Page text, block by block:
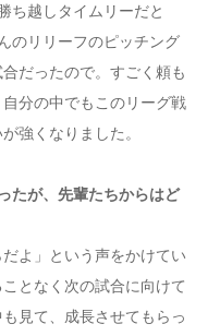
ち越しタイムリーだと
のリリーフのピッチング
だったので。すごく頼も
分の中でもこのリーグ戦
強くなりました。
たが、先輩たちからはど
よ」という声をかけてい
となく次の試合に向けて
見て、成長させてもらっ